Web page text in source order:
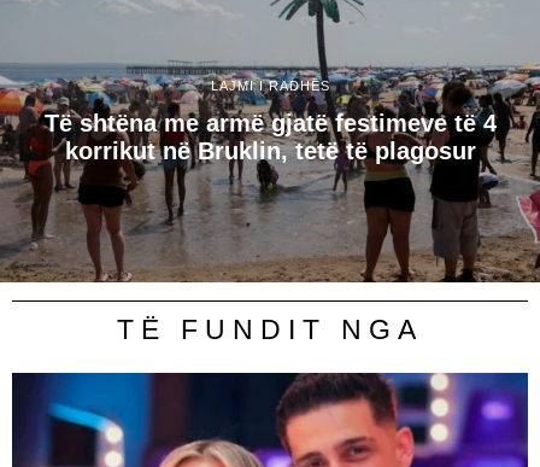
LAJMI I RADHËS
Të shtëna me armë gjatë festimeve të 4
korrikut në Bruklin, tetë të plagosur
TË FUNDIT NGA